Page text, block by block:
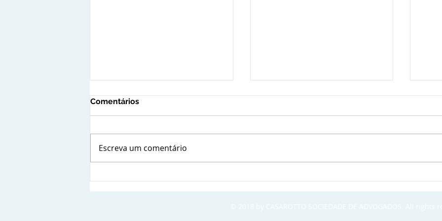
Comentários
Escreva um comentário